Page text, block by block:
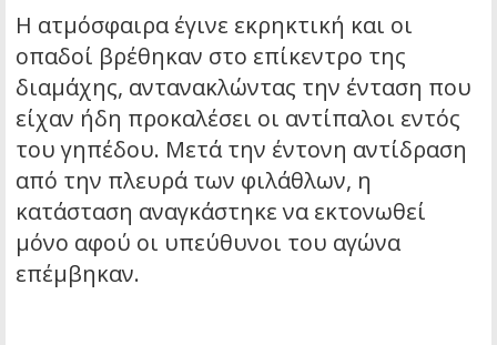
Η ατμόσφαιρα έγινε εκρηκτική και οι
οπαδοί βρέθηκαν στο επίκεντρο της
διαμάχης, αντανακλώντας την ένταση που
είχαν ήδη προκαλέσει οι αντίπαλοι εντός
του γηπέδου. Μετά την έντονη αντίδραση
από την πλευρά των φιλάθλων, η
κατάσταση αναγκάστηκε να εκτονωθεί
μόνο αφού οι υπεύθυνοι του αγώνα
επέμβηκαν.